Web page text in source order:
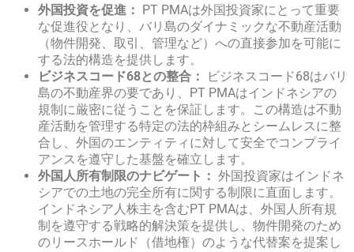
外国投資を促進：
PT PMAは外国投資家にとって重要
な促進役となり、バリ島のダイナミックな不動産活動
（物件開発、取引、管理など）への直接参加を可能に
する法的構造を提供します。
ビジネスコード68との整合：
ビジネスコード68はバリ
島の不動産界の要であり、PT PMAはインドネシアの
規制に厳密に従うことを保証します。この構造は不動
産活動を管理する特定の法的枠組みとシームレスに整
合し、外国のエンティティに対して安全でコンプライ
アンスを遵守した基盤を確立します。
外国人所有制限のナビゲート： 外国投資家はインドネ
シアでの土地の完全所有に関する制限に直面します。
インドネシア人株主を含むPT PMAは、外国人所有規
制を遵守する戦略的解決策を提供し、物件開発のため
のリースホールド（借地権）のような代替案を提案し